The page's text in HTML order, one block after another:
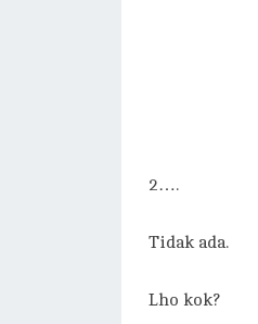
2….
Tidak ada.
Lho kok?